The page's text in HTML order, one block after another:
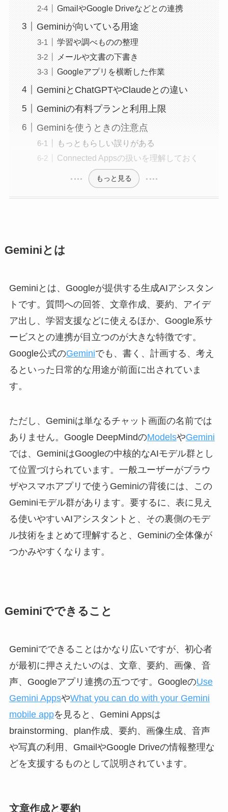
GmailやGoogle Driveなどとの連携
Geminiが向いている用途
学習や調べものの整理
メールや文書の下書き
Googleアプリを横断した作業
GeminiとChatGPTやClaudeとの違い
Geminiの有料プランと利用上限
Geminiを使うときの注意点
もっともらしい誤りがある
Connected Appsの扱いを理解しておく
もっと見る
Geminiとは
Geminiとは、Googleが提供する生成AIアシスタン
トです。質問への回答、文章作成、要約、アイデ
ア出し、学習支援などに使えるほか、Google系サ
ービスとの連携が目立つのが大きな特徴です。
Google公式のGeminiでも、書く、計画する、考え
るといった日常的な用途が前面に出されていま
す。
ただし、Geminiは単なるチャット画面の名前では
ありません。Google DeepMindのModelsやGemini
では、GeminiはGoogleの中核的なAIモデル群とし
て位置づけられています。一般ユーザーがブラウ
ザやスマホアプリで使うGeminiの背後には、この
Geminiモデル群があります。要するに、表に見え
る使いやすいAIアシスタントと、その裏側のモデ
ル技術をまとめて理解すると、Geminiの全体像が
つかみやすくなります。
Geminiでできること
Geminiでできることはかなり広いですが、初心者
が最初に押さえたいのは、文章、要約、画像、音
声、Googleアプリ連携の五つです。GoogleのUse
Gemini AppsやWhat you can do with your Gemini
mobile appを見ると、Gemini Appsは
brainstorming、plan作成、要約、画像生成、音声
や写真の利用、GmailやGoogle Driveの情報整理な
どを支援するものとして説明されています。
文章作成と要約